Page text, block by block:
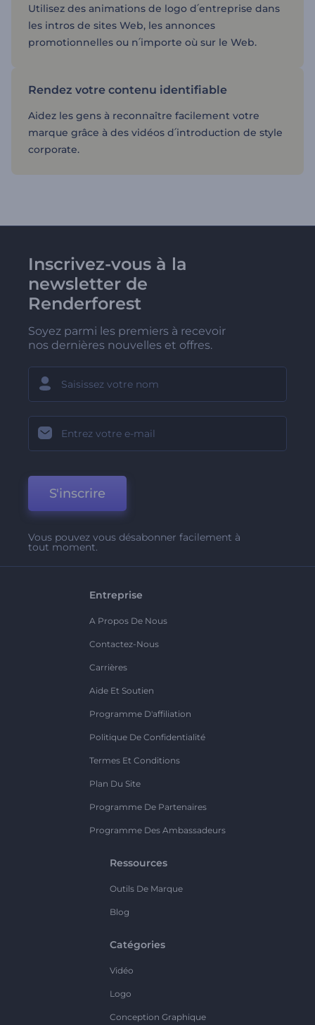
Utilisez des animations de logo d՛entreprise dans
les intros de sites Web, les annonces
promotionnelles ou n՛importe où sur le Web.
Rendez votre contenu identifiable
Aidez les gens à reconnaître facilement votre
marque grâce à des vidéos d՛introduction de style
corporate.
Inscrivez-vous à la
newsletter de
Renderforest
Soyez parmi les premiers à recevoir
nos dernières nouvelles et offres.
S'inscrire
Vous pouvez vous désabonner facilement à
tout moment.
Entreprise
A Propos De Nous
Contactez-Nous
Carrières
Aide Et Soutien
Programme D'affiliation
Politique De Confidentialité
Termes Et Conditions
Plan Du Site
Programme De Partenaires
Programme Des Ambassadeurs
Ressources
Outils De Marque
Blog
Catégories
Vidéo
Logo
Conception Graphique